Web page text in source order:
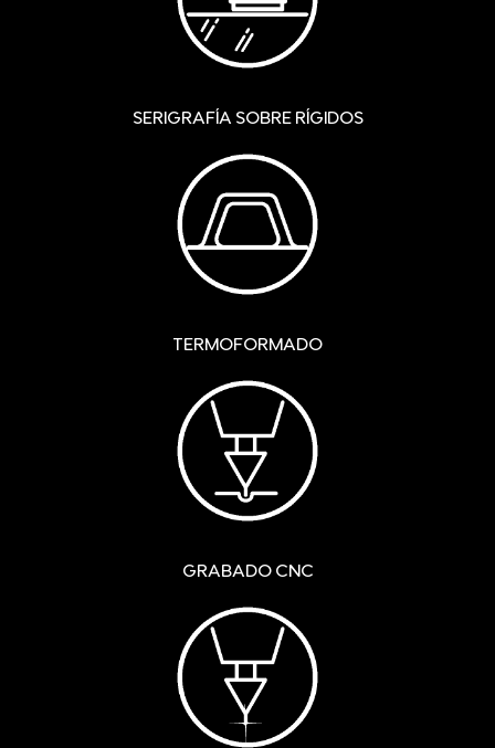
SERIGRAFÍA SOBRE RÍGIDOS
TERMOFORMADO
GRABADO CNC